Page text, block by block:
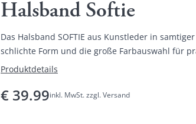
Halsband Softie
Das Halsband SOFTIE aus Kunstleder in
schlichte Form und die große Farbauswahl für
jeden Geschmack geeignet.
Produktdetails
€ 39.99inkl. MwSt. zzgl. Versand